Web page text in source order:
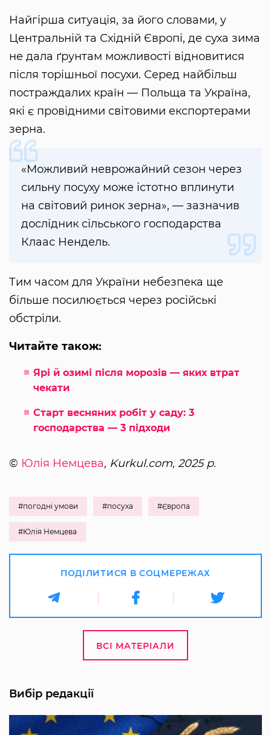
Найгірша ситуація, за його словами, у
Центральній та Східній Європі, де суха зима
не дала ґрунтам можливості відновитися
після торішньої посухи. Серед найбільш
постраждалих країн — Польща та Україна,
які є провідними світовими експортерами
зерна.
«Можливий неврожайний сезон через
сильну посуху може істотно вплинути
на світовий ринок зерна», — зазначив
дослідник сільського господарства
Клаас Нендель.
Тим часом для України небезпека ще
більше посилюється через російські
обстріли.
Читайте також:
Ярі й озимі після морозів — яких втрат
чекати
Старт весняних робіт у саду: 3
господарства — 3 підходи
© Юлія Немцева, Kurkul.com, 2025 р.
#погодні умови #посуха #Європа
#Юлія Немцева
ПОДІЛИТИСЯ В СОЦМЕРЕЖАХ
ВСІ МАТЕРІАЛИ
Вибір редакції